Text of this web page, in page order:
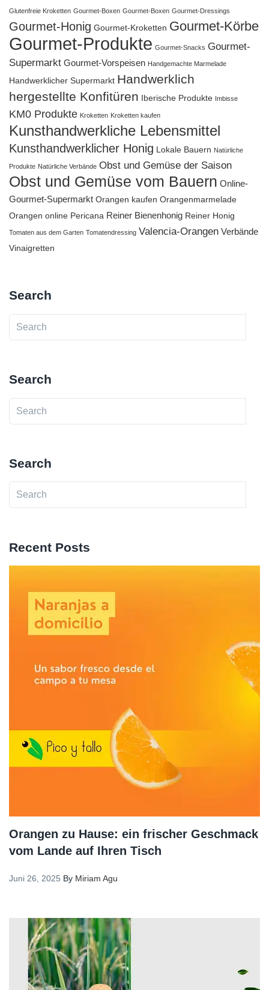
Glutenfreie Kroketten Gourmet-Boxen Gourmet-Boxen Gourmet-Dressings
Gourmet-Honig Gourmet-Kroketten Gourmet-Körbe
Gourmet-Produkte Gourmet-Snacks Gourmet-
Supermarkt Gourmet-Vorspeisen Handgemachte Marmelade
Handwerklicher Supermarkt Handwerklich
hergestellte Konfitüren
Iberische Produkte Imbisse
KM0 Produkte Kroketten Kroketten kaufen
Kunsthandwerkliche Lebensmittel
Kunsthandwerklicher Honig Lokale Bauern Natürliche
Produkte Natürliche Verbände Obst und Gemüse der Saison
Obst und Gemüse vom Bauern Online-
Gourmet-Supermarkt Orangen kaufen Orangenmarmelade
Orangen online Pericana Reiner Bienenhonig Reiner Honig
Tomaten aus dem Garten Tomatendressing Valencia-Orangen Verbände
Vinaigretten
Search
Search
Search
Recent Posts
Orangen zu Hause: ein frischer Geschmack
vom Lande auf Ihren Tisch
Juni 26, 2025 By Miriam Agu